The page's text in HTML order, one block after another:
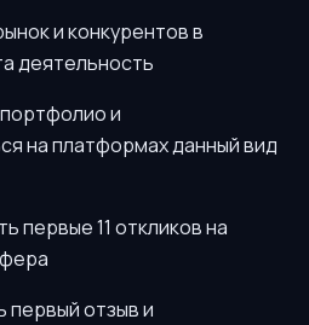
и конкурентов в
деятельность
и
на платформах данный вид
первые 11 откликов на
первый отзыв и